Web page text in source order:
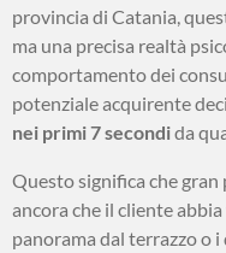
provincia di Catania,
ma una precisa realtà
comportamento dei
potenziale acquirente
nei primi 7 secondida
Questo significa che
ancora che il cliente
panorama dal terrazzo o